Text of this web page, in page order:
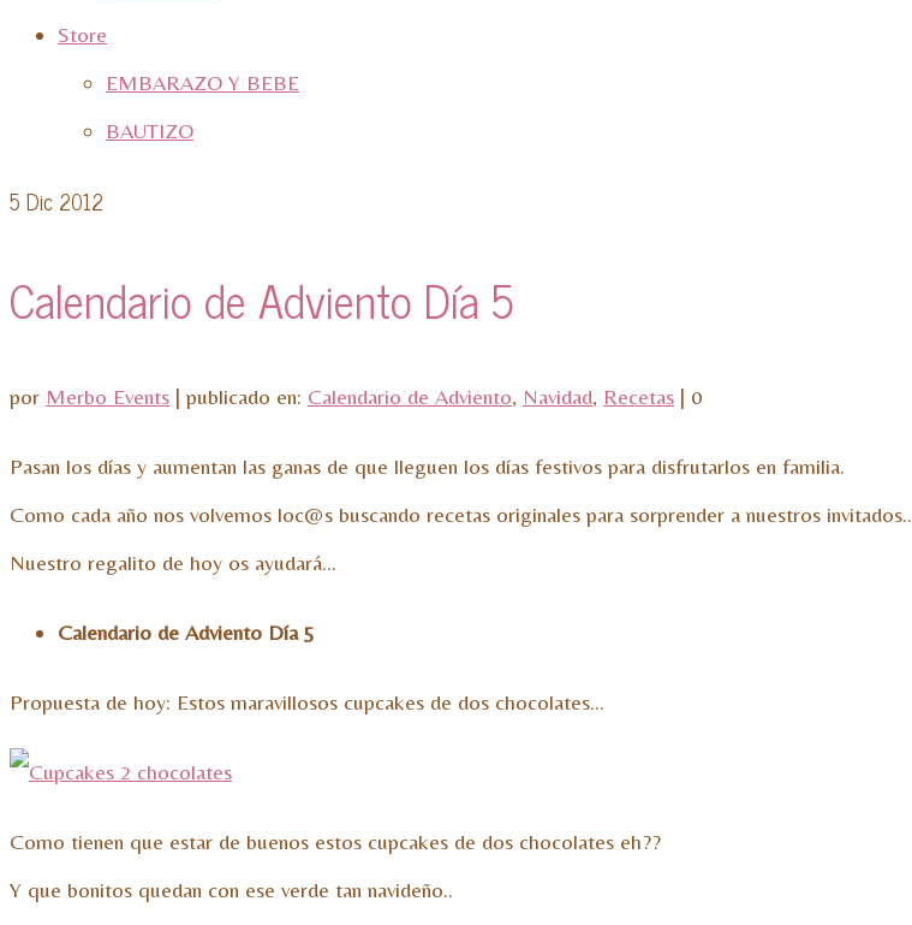
Store
EMBARAZO Y BEBE
BAUTIZO
5 Dic 2012
Calendario de Adviento Día 5
por Merbo Events | publicado en: Calendario de Adviento, Navidad, Recetas | 0
Pasan los días y aumentan las ganas de que lleguen los días festivos para disfrutarlos en familia.
Como cada año nos volvemos loc@s buscando recetas originales para sorprender a nuestros invitados..
Nuestro regalito de hoy os ayudará…
Calendario de Adviento Día 5
Propuesta de hoy: Estos maravillosos cupcakes de dos chocolates…
Como tienen que estar de buenos estos cupcakes de dos chocolates eh??
Y que bonitos quedan con ese verde tan navideño..